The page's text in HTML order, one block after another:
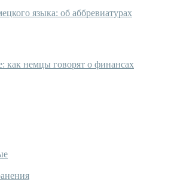
языка: об аббревиатурах
как немцы говорят о финансах